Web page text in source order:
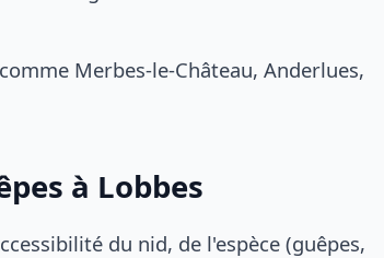
Merbes-le-Château, Anderlues,
à Lobbes
du nid, de l'espèce (guêpes,